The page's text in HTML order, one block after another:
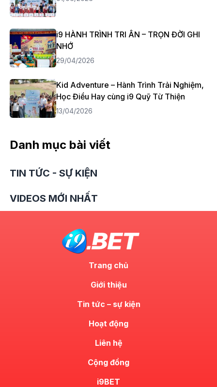
i9 HÀNH TRÌNH TRI ÂN – TRỌN ĐỜI GHI
NHỚ
29/04/2026
Kid Adventure – Hành Trình Trải Nghiệm,
Học Điều Hay cùng i9 Quỹ Từ Thiện
13/04/2026
Danh mục bài viết
TIN TỨC - SỰ KIỆN
VIDEOS MỚI NHẤT
Trang chủ
Giới thiệu
Tin tức – sự kiện
Hoạt động
Liên hệ
Cộng đồng
i9BET